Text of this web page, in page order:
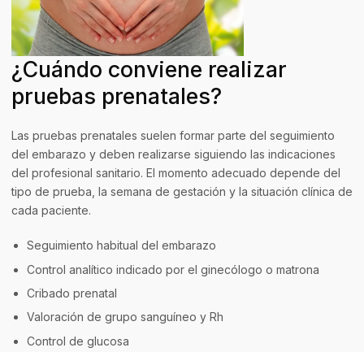
¿Cuándo conviene realizar
pruebas prenatales?
Las pruebas prenatales suelen formar parte del seguimiento
del embarazo y deben realizarse siguiendo las indicaciones
del profesional sanitario. El momento adecuado depende del
tipo de prueba, la semana de gestación y la situación clínica de
cada paciente.
Seguimiento habitual del embarazo
Control analítico indicado por el ginecólogo o matrona
Cribado prenatal
Valoración de grupo sanguíneo y Rh
Control de glucosa